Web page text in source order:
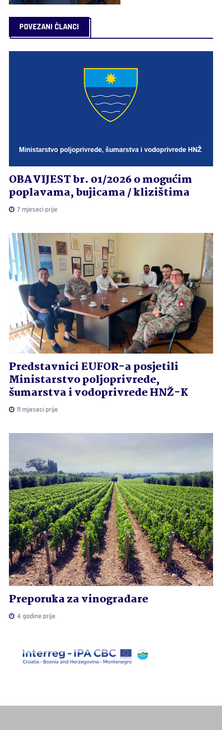
POVEZANI ČLANCI
OBAVIJEST br. 01/2026 o mogućim
poplavama, bujicama / klizištima
7 mjeseci prije
Predstavnici EUFOR-a posjetili
Ministarstvo poljoprivrede,
šumarstva i vodoprivrede HNŽ-K
11 mjeseci prije
Preporuka za vinogradare
4 godine prije